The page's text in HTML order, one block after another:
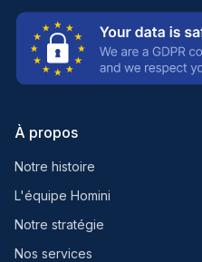
À propos
Notre histoire
L'équipe Homini
Notre stratégie
Nos services